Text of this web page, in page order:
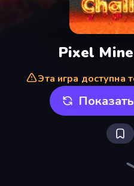
Pixel
Эта игра доступна